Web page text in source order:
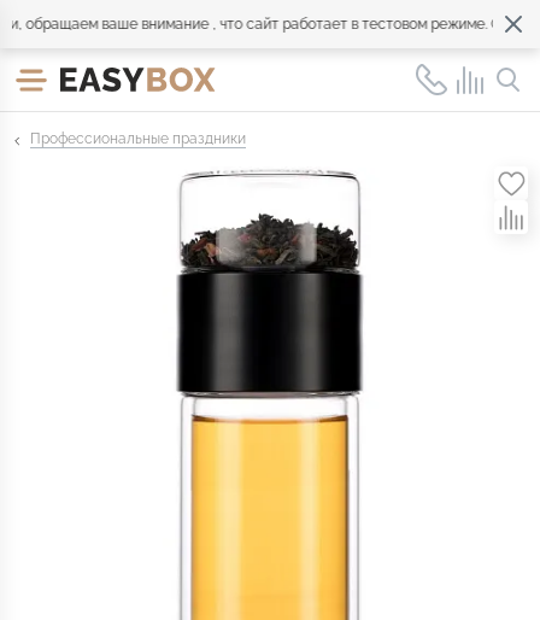
ваше внимание , что сайт работает в тестовом режиме.
Профессиональные праздники